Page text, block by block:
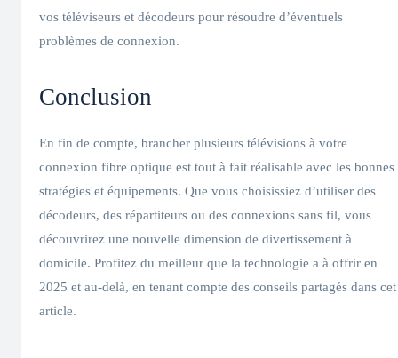
vos téléviseurs et décodeurs pour résoudre d’éventuels
problèmes de connexion.
Conclusion
En fin de compte, brancher plusieurs télévisions à votre
connexion fibre optique est tout à fait réalisable avec les bonnes
stratégies et équipements. Que vous choisissiez d’utiliser des
décodeurs, des répartiteurs ou des connexions sans fil, vous
découvrirez une nouvelle dimension de divertissement à
domicile. Profitez du meilleur que la technologie a à offrir en
2025 et au-delà, en tenant compte des conseils partagés dans cet
article.